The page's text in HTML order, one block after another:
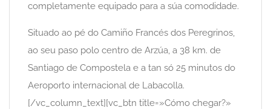
completamente equipado para a súa comodidade.
Situado ao pé do Camiño Francés dos Peregrinos,
ao seu paso polo centro de Arzúa, a 38 km. de
Santiago de Compostela e a tan só 25 minutos do
Aeroporto internacional de Labacolla.
[/vc_column_text][vc_btn title=»Cómo chegar?»